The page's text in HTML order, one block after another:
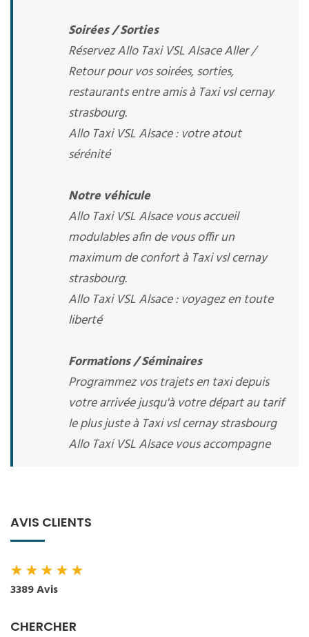
Soirées / Sorties
Réservez Allo Taxi VSL Alsace Aller /
Retour pour vos soirées, sorties,
restaurants entre amis à Taxi vsl cernay
strasbourg.
Allo Taxi VSL Alsace : votre atout
sérénité
Notre véhicule
Allo Taxi VSL Alsace vous accueil
modulables afin de vous offir un
maximum de confort à Taxi vsl cernay
strasbourg.
Allo Taxi VSL Alsace : voyagez en toute
liberté
Formations / Séminaires
Programmez vos trajets en taxi depuis
votre arrivée jusqu'à votre départ au tarif
le plus juste à Taxi vsl cernay strasbourg
Allo Taxi VSL Alsace vous accompagne
AVIS CLIENTS
★★★★★
3389 Avis
CHERCHER